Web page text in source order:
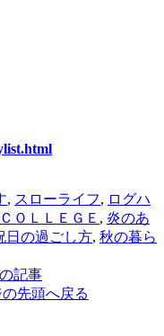
, スローライフ, ログハ
ＯＬＬＥＧＥ , 炎のあ
日の過ごし方, 秋の暮ら
記事
先頭へ戻る